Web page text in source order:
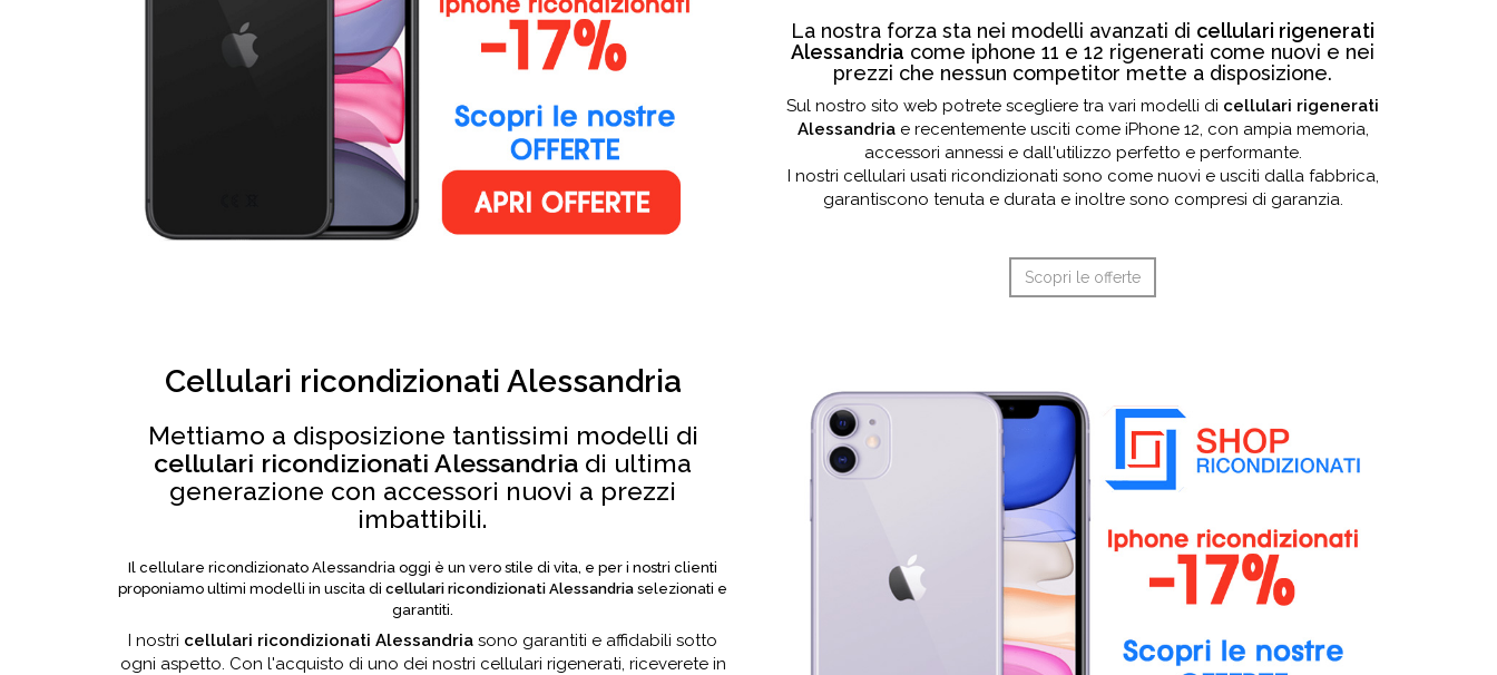
La nostra forza sta nei modelli avanzati di cellulari rigenerati
Alessandria come iphone 11 e 12 rigenerati come nuovi e nei
prezzi che nessun competitor mette a disposizione.
Sul nostro sito web potrete scegliere tra vari modelli di cellulari rigenerati
Alessandriae recentemente usciti come iPhone 12, con ampia memoria,
accessori annessi e dall'utilizzo perfetto e performante.
I nostri cellulari usati ricondizionati sono come nuovi e usciti dalla fabbrica,
garantiscono tenuta e durata e inoltre sono compresi di garanzia.
Scopri le offerte
Cellulari ricondizionati Alessandria
Mettiamo a disposizione tantissimi modelli di
cellulari ricondizionati Alessandria di ultima
generazione con accessori nuovi a prezzi
imbattibili.
Il cellulare ricondizionato Alessandria oggi è un vero stile di vita, e per i nostri clienti
proponiamo ultimi modelli in uscita di cellulari ricondizionati Alessandria selezionati e
garantiti.
I nostri cellulari ricondizionati Alessandria sono garantiti e affidabili sotto
ogni aspetto. Con l'acquisto di uno dei nostri cellulari rigenerati, riceverete in